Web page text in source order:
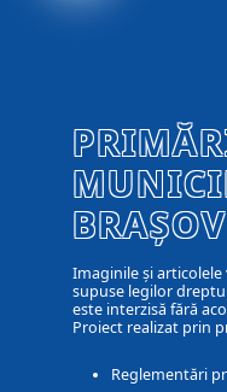
BRAȘOV
Imaginile și
supuse legilor
este interzisă fără
Proiect realizat prin
Reglementări